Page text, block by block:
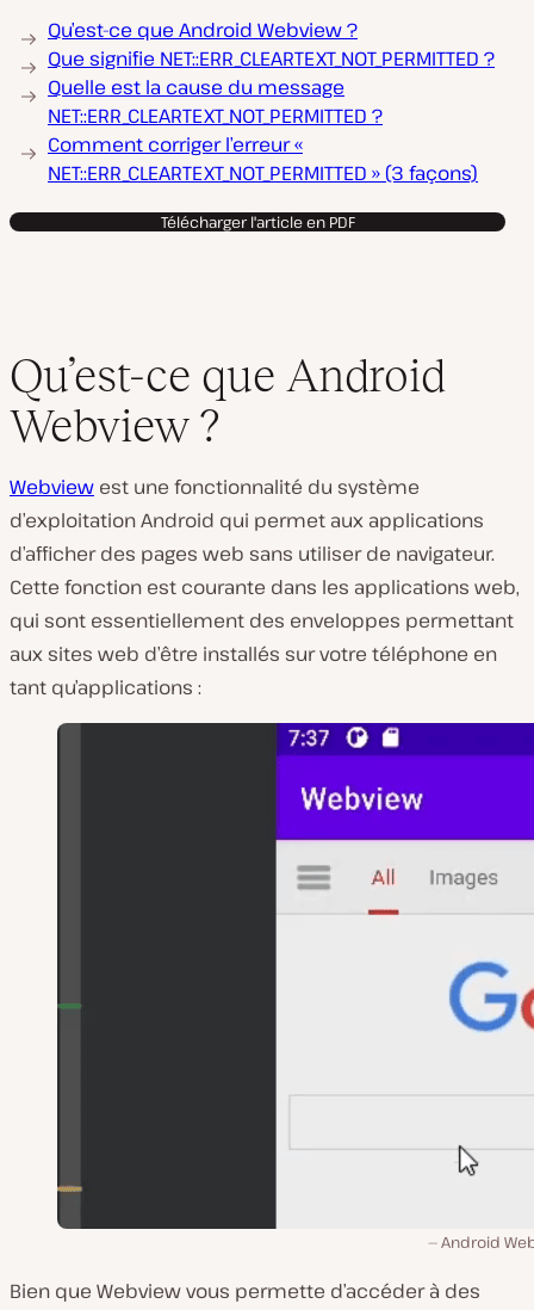
Qu’est-ce que Android Webview ?
Que signifie NET::ERR_CLEARTEXT_NOT_PERMITTED ?
Quelle est la cause du message
NET::ERR_CLEARTEXT_NOT_PERMITTED ?
Comment corriger l’erreur «
NET::ERR_CLEARTEXT_NOT_PERMITTED » (3 façons)
Télécharger l'article en PDF
Qu’est-ce que Android
Webview ?
Webview est une fonctionnalité du système
d’exploitation Android qui permet aux applications
d’afficher des pages web sans utiliser de navigateur.
Cette fonction est courante dans les applications web,
qui sont essentiellement des enveloppes permettant
aux sites web d’être installés sur votre téléphone en
tant qu’applications :
Android
Bien que Webview vous permette d’accéder à des